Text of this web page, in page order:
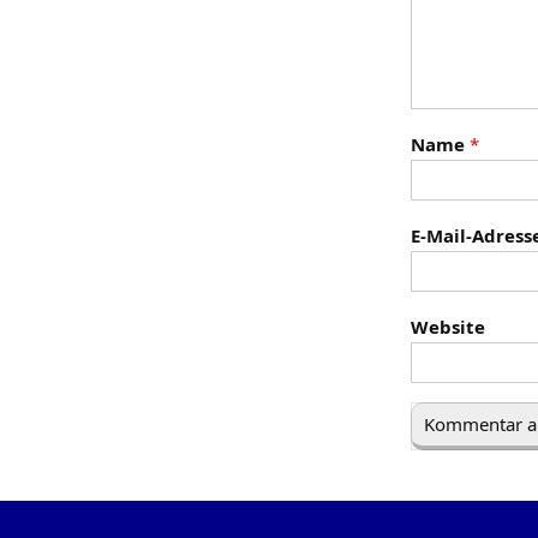
Name *
E-Mail-
Website